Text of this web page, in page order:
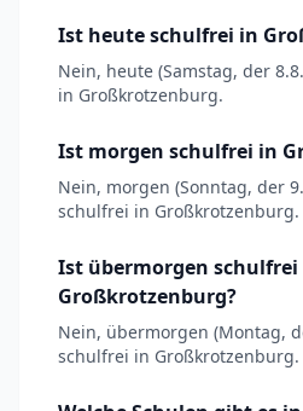
Ist heute schulfrei in
Nein, heute (Samstag, der
in Großkrotzenburg.
Ist morgen schulfrei in
Nein, morgen (Sonntag, der
schulfrei in Großkrotzenburg.
Ist übermorgen schulfrei
Großkrotzenburg?
Nein, übermorgen (Montag,
schulfrei in Großkrotzenburg.